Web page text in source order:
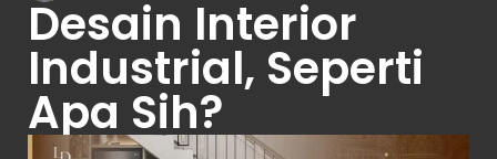
Desain Interior
Industrial, Seperti
Apa Sih?